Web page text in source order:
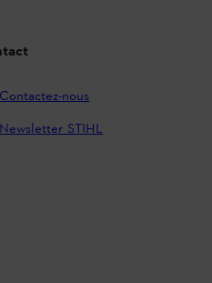
Contactez-nous
Newsletter STIHL